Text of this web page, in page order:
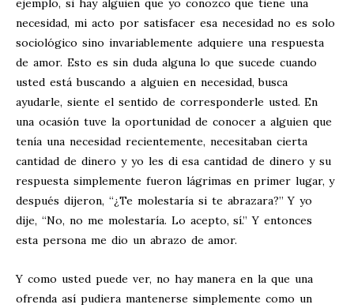
ejemplo, si hay alguien que yo conozco que tiene una
necesidad, mi acto por satisfacer esa necesidad no es solo
sociológico sino invariablemente adquiere una respuesta
de amor. Esto es sin duda alguna lo que sucede cuando
usted está buscando a alguien en necesidad, busca
ayudarle, siente el sentido de corresponderle usted. En
una ocasión tuve la oportunidad de conocer a alguien que
tenía una necesidad recientemente, necesitaban cierta
cantidad de dinero y yo les di esa cantidad de dinero y su
respuesta simplemente fueron lágrimas en primer lugar, y
después dijeron, “¿Te molestaría si te abrazara?” Y yo
dije, “No, no me molestaría. Lo acepto, sí.” Y entonces
esta persona me dio un abrazo de amor.
Y como usted puede ver, no hay manera en la que una
ofrenda así pudiera mantenerse simplemente como un